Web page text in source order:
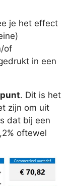
je het effect
of
in een
. Dit is het
zijn om uit
dat bij een
oftewel